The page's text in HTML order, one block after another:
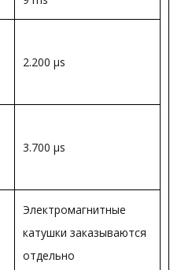
2.200 µs
3.700 µs
Электромагнитные
катушки заказываются
отдельно